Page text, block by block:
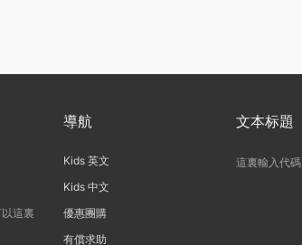
這裏
導航
Kids 英文
Kids 中文
優惠團購
有償求助
文本标題
這裏輸入代碼